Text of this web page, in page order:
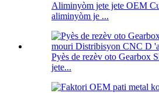
Aliminyòm jete jete OEM
aliminyòm je ...
Pyès de rezèv oto Gearbox
jete...